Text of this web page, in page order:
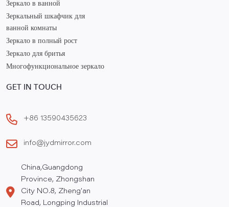
Зеркало в ванной
Зеркальный шкафчик для
ванной комнаты
Зеркало в полный рост
Зеркало для бритья
Многофункциональное зеркало
GET IN TOUCH
+86 13590435623
info@jydmirror.com
China,Guangdong
Province, Zhongshan
City NO.8, Zheng'an
Road, Longping Industrial